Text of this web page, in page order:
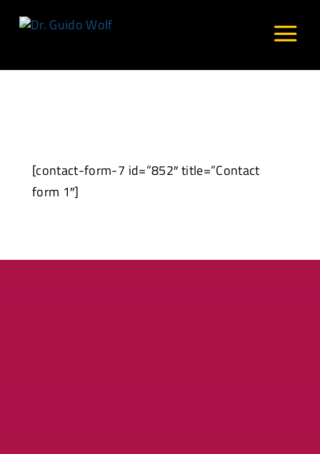
[contact-form-7 id=”852″ title=”Contact
form 1″]